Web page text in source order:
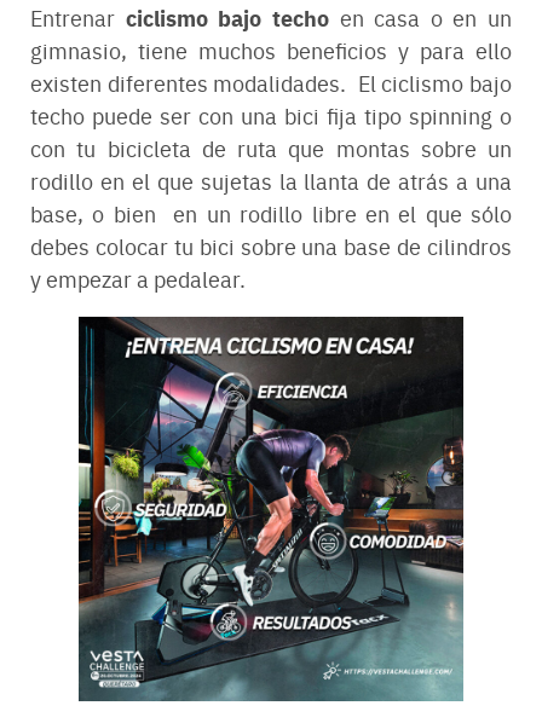
Entrenar ciclismo bajo techoen casa o en un
gimnasio, tiene muchos beneficios y para ello
existen diferentes modalidades. El ciclismo bajo
techo puede ser con una bici fija tipo spinning o
con tu bicicleta de ruta que montas sobre un
rodillo en el que sujetas la llanta de atrás a una
base, o bien en un rodillo libre en el que sólo
debes colocar tu bici sobre una base de cilindros
y empezar a pedalear.